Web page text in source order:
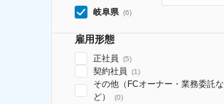
岐阜県 (6)
雇用形態
正社員 (5)
契約社員 (1)
その他（FCオーナー・業務委託な
ど）
(0)